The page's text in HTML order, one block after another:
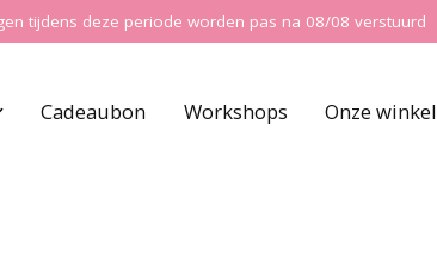
tijdens deze periode worden pas na 08/08 verstuurd
Cadeaubon Workshops Onze winkel